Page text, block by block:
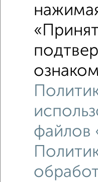
Рядом, с меньшей
Недалеко от 1-й
файлов